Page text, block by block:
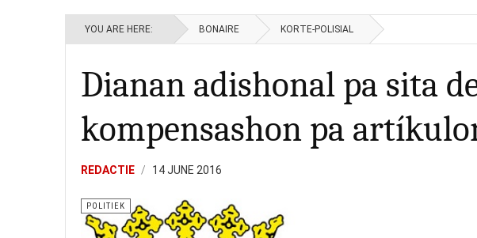
YOU ARE HERE: BONAIRE KORTE-POLISIAL
Dianan adishonal pa sita
kompensashon pa
REDACTIE 14 JUNE 2016
POLITIEK